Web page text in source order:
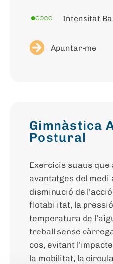
Intensitat
Apuntar-me
Gimnàstica
Postural
Exercicis suaus que
avantatges del medi
disminució de
flotabilitat, la
temperatura de
treball sense
cos, evitant
la mobilitat, la